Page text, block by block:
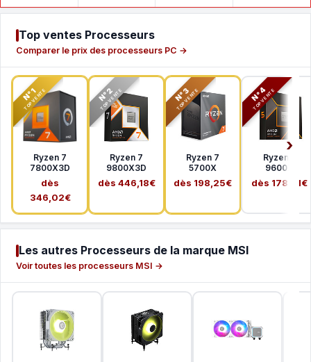
Top ventes Processeurs
Comparer le prix des processeurs PC →
N°1
TOP VENTE
Ryzen 7
7800X3D
dès
346,02€
N°2
TOP VENTE
Ryzen 7
9800X3D
dès 446,18€
N°3
TOP VENTE
Ryzen 7
5700X
dès 198,25€
N°4
TOP VENTE
Ryzen 5
9600X
dès 178,41€
Les autres Processeurs de la marque MSI
Voir toutes les processeurs MSI →